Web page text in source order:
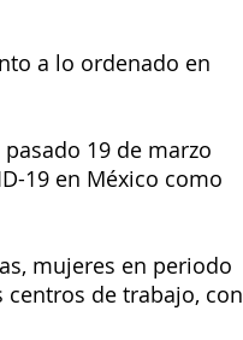
a lo ordenado en
19 de marzo
19 en México como
mujeres en periodo
de trabajo, con